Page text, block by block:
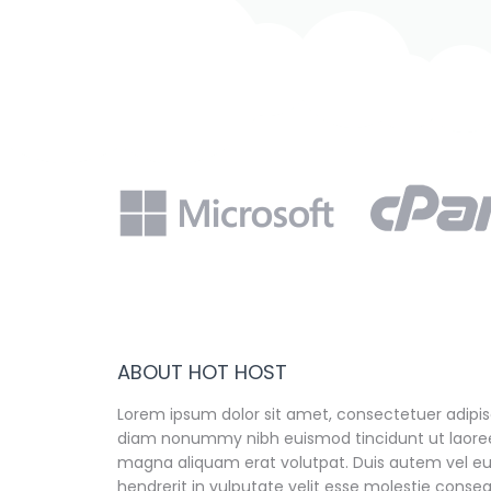
ABOUT HOT HOST
Lorem ipsum dolor sit amet, consectetuer
diam nonummy nibh euismod tincidunt ut
magna aliquam erat volutpat. Duis autem vel
hendrerit in vulputate velit esse molestie